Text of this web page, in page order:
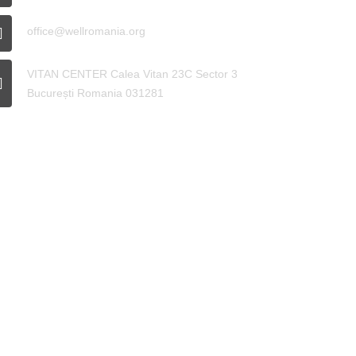
office@wellromania.org
VITAN CENTER Calea Vitan 23C Sector 3
București Romania 031281